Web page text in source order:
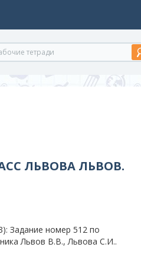
ЛЬВОВА ЛЬВОВ.
Задание номер 512 по
Львов В.В., Львова С.И..